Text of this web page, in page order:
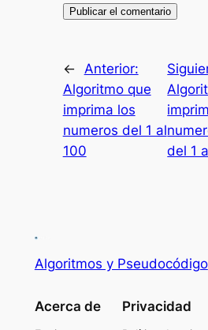
← Anterior:
Algoritmo que
imprima los
numeros del 1 al
100
del 1
Algoritmos y Pseudocódigo
Acerca de Privacidad